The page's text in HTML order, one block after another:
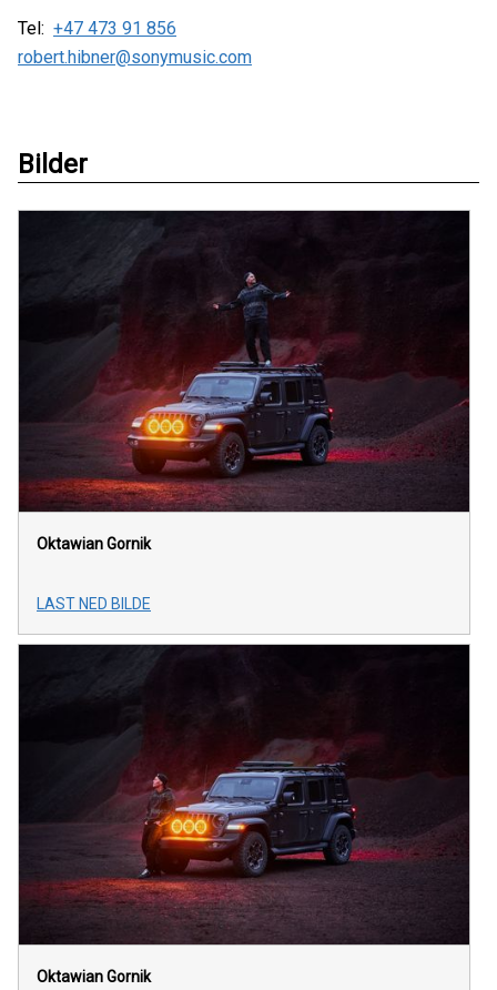
Tel: +47 473 91 856
robert.hibner@sonymusic.com
Bilder
Oktawian Gornik
LAST NED BILDE
Oktawian Gornik